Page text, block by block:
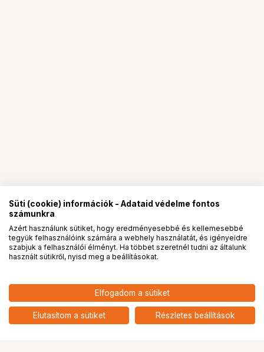
Insta360 X4 Air kijelzővédő
add
PROpartnerségek
Süti (cookie) információk - Adataid védelme fontos
számunkra
Azért használunk sütiket, hogy eredményesebbé és kellemesebbé
tegyük felhasználóink számára a webhely használatát, és igényeidre
szabjuk a felhasználói élményt. Ha többet szeretnél tudni az általunk
használt sütikről, nyisd meg a beállításokat.
Elfogadom a sütiket
Elutasítom a sütiket Részletes beállítások